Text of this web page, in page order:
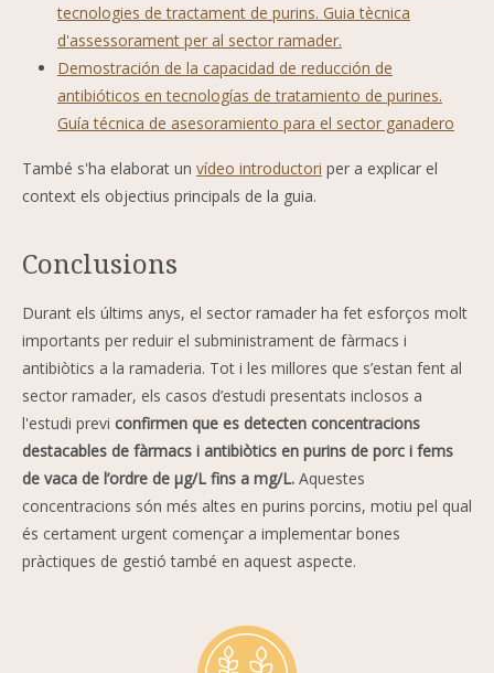
tecnologies de tractament de purins. Guia tècnica
d'assessorament per al sector ramader.
Demostración de la capacidad de reducción de
antibióticos en tecnologías de tratamiento de purines.
Guía técnica de asesoramiento para el sector ganadero
També s'ha elaborat un vídeo introductori per a explicar el
context els objectius principals de la guia.
Conclusions
Durant els últims anys, el sector ramader ha fet esforços molt
importants per reduir el subministrament de fàrmacs i
antibiòtics a la ramaderia. Tot i les millores que s’estan fent al
sector ramader, els casos d’estudi presentats inclosos a
l'estudi previ confirmen que es detecten concentracions
destacables de fàrmacs i antibiòtics en purins de porc i fems
de vaca de l’ordre de μg/L fins a mg/L. Aquestes
concentracions són més altes en purins porcins, motiu pel qual
és certament urgent començar a implementar bones
pràctiques de gestió també en aquest aspecte.